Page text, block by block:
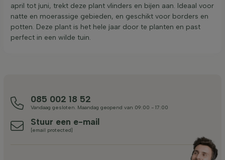
april tot juni, trekt deze plant vlinders en bijen aan. Ideaal voor
natte en moerassige gebieden, en geschikt voor borders en
potten. Deze plant is het hele jaar door te planten en past
perfect in een wilde tuin.
085 002 18 52
Vandaag gesloten. Maandag geopend van 09:00 - 17:00
Stuur een e-mail
[email protected]